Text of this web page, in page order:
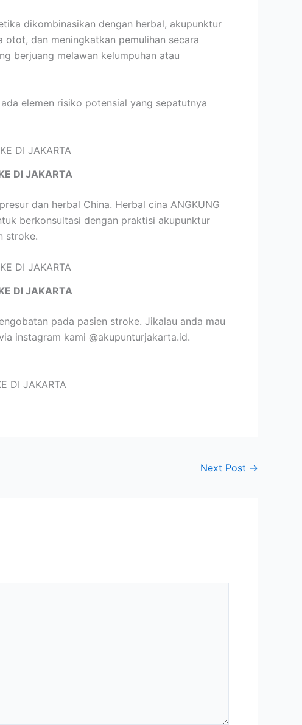
dikombinasikan dengan herbal, akupunktur
dan meningkatkan pemulihan secara
berjuang melawan kelumpuhan atau
elemen risiko potensial yang sepatutnya
DI JAKARTA
dan herbal China. Herbal cina ANGKUNG
berkonsultasi dengan praktisi akupunktur
stroke.
DI JAKARTA
pada pasien stroke. Jikalau anda mau
instagram kami @akupunturjakarta.id.
DI JAKARTA
Next Post →